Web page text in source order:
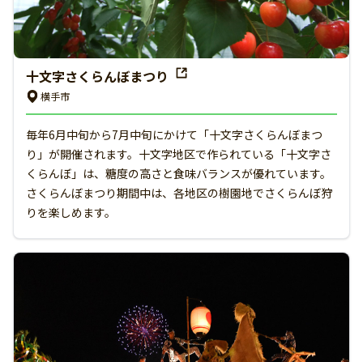
十文字さくらんぼまつり
横手市
毎年6月中旬から7月中旬にかけて「十文字さくらんぼまつ
り」が開催されます。十文字地区で作られている「十文字さ
くらんぼ」は、糖度の高さと食味バランスが優れています。
さくらんぼまつり期間中は、各地区の樹園地でさくらんぼ狩
りを楽しめます。